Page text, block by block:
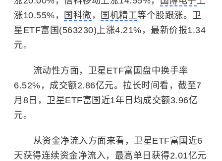
涨10.55%，
国科微 ， 国机精工等个股跟涨。卫
星ETF富国(563230)上涨4.21%，最新价报1.34
元。
流动性方面，卫星ETF富国盘中换手率
6.52%，成交额2.86亿元。拉长时间看，截至7
月8日，卫星ETF富国近1年日均成交额3.96亿
元。
从资金净流入方面来看，卫星ETF富国近6
天获得连续资金净流入，最高单日获得2.01亿元